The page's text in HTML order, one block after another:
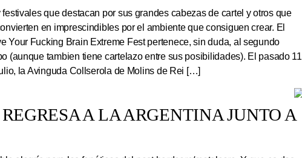
festivales que destacan por sus grandes cabezas de cartel y otros que
en imprescindibles por el ambiente que consiguen crear. El
Your Fucking Brain Extreme Fest pertenece, sin duda, al segundo
(aunque tambien tiene cartelazo entre sus posibilidades). El pasado 11
la Avinguda Collserola de Molins de Rei […]
A LA ARGENTINA JUNTO A